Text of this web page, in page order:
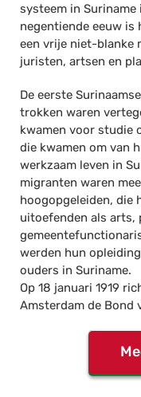
systeem in
negentiende eeuw is
een vrije niet-blanke
juristen, artsen en
De eerste
trokken waren
kwamen voor studie
die kwamen om van
werkzaam leven in
migranten waren
hoogopgeleiden, die
uitoefenden als
werden hun
ouders in Suriname.
Op 18 januari 1919
Amsterdam de Bond